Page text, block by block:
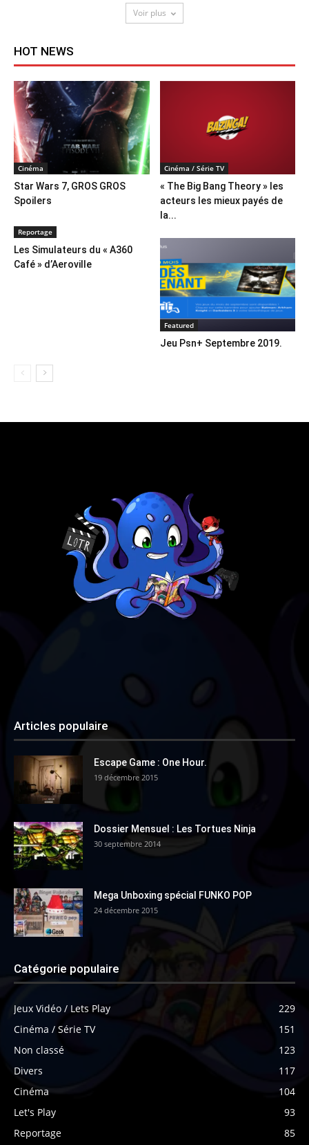
Voir plus
HOT NEWS
Cinéma
Star Wars 7, GROS GROS
Spoilers
Cinéma / Série TV
« The Big Bang Theory » les
acteurs les mieux payés de
la...
Reportage
Les Simulateurs du « A360
Café » d’Aeroville
Featured
Jeu Psn+ Septembre 2019.
Articles populaire
Escape Game : One Hour.
19 décembre 2015
Dossier Mensuel : Les Tortues Ninja
30 septembre 2014
Mega Unboxing spécial FUNKO POP
24 décembre 2015
Catégorie populaire
Jeux Vidéo / Lets Play
229
Cinéma / Série TV
151
Non classé
123
Divers
117
Cinéma
104
Let's Play
93
Reportage
85